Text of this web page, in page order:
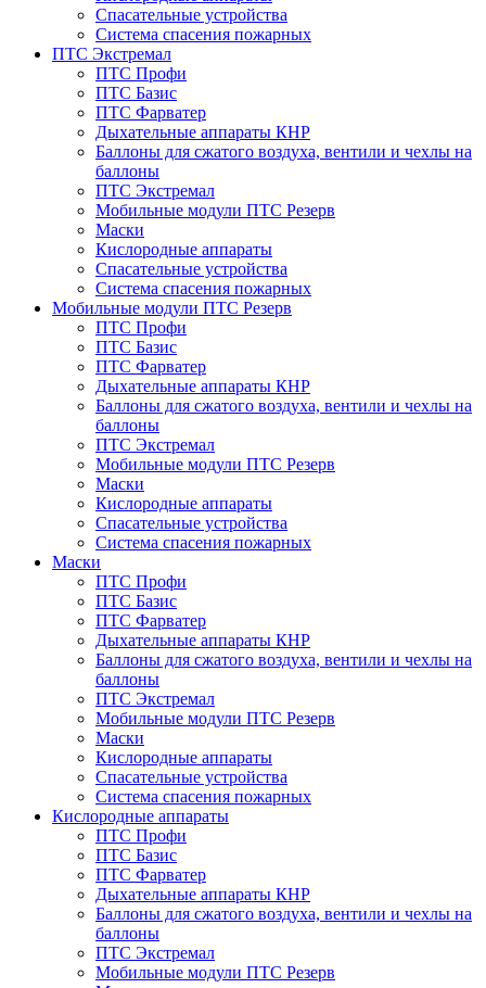
Спасательные устройства
Система спасения пожарных
ПТС Экстремал
ПТС Профи
ПТС Базис
ПТС Фарватер
Дыхательные аппараты КНР
Баллоны для сжатого воздуха, вентили и чехлы на
баллоны
ПТС Экстремал
Мобильные модули ПТС Резерв
Маски
Кислородные аппараты
Спасательные устройства
Система спасения пожарных
Мобильные модули ПТС Резерв
ПТС Профи
ПТС Базис
ПТС Фарватер
Дыхательные аппараты КНР
Баллоны для сжатого воздуха, вентили и чехлы на
баллоны
ПТС Экстремал
Мобильные модули ПТС Резерв
Маски
Кислородные аппараты
Спасательные устройства
Система спасения пожарных
Маски
ПТС Профи
ПТС Базис
ПТС Фарватер
Дыхательные аппараты КНР
Баллоны для сжатого воздуха, вентили и чехлы на
баллоны
ПТС Экстремал
Мобильные модули ПТС Резерв
Маски
Кислородные аппараты
Спасательные устройства
Система спасения пожарных
Кислородные аппараты
ПТС Профи
ПТС Базис
ПТС Фарватер
Дыхательные аппараты КНР
Баллоны для сжатого воздуха, вентили и чехлы на
баллоны
ПТС Экстремал
Мобильные модули ПТС Резерв